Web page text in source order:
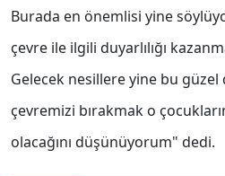
Burada en önemlisi yine
çevre ile ilgili duyarlılığı
Gelecek nesillere yine bu güzel
çevremizi bırakmak o
olacağını düşünüyorum" dedi.